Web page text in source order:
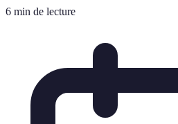
6 min de lecture